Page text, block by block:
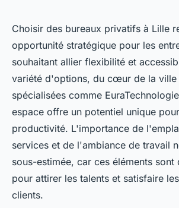
Bureaux privatifs à
choix stratégique
entreprise
telesphore•11 décembre 2024•6 min de
Choisir des bureaux privatifs à Lille
opportunité stratégique pour les
souhaitant allier flexibilité et
variété d'options, du cœur de la ville
spécialisées comme
espace offre un potentiel unique
productivité. L'importance de
services et de l'ambiance de travail
sous-estimée, car ces éléments sont
pour attirer les talents et satisfaire
clients.